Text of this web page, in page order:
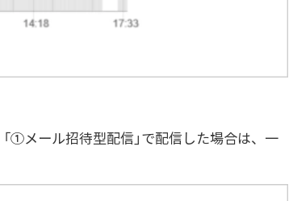
①メール招待型配信」で配信した場合は、一